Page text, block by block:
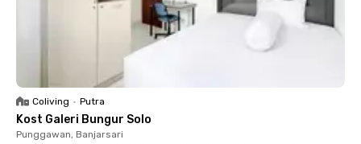
Coliving • Putra
Kost Galeri Bungur Solo
Punggawan, Banjarsari